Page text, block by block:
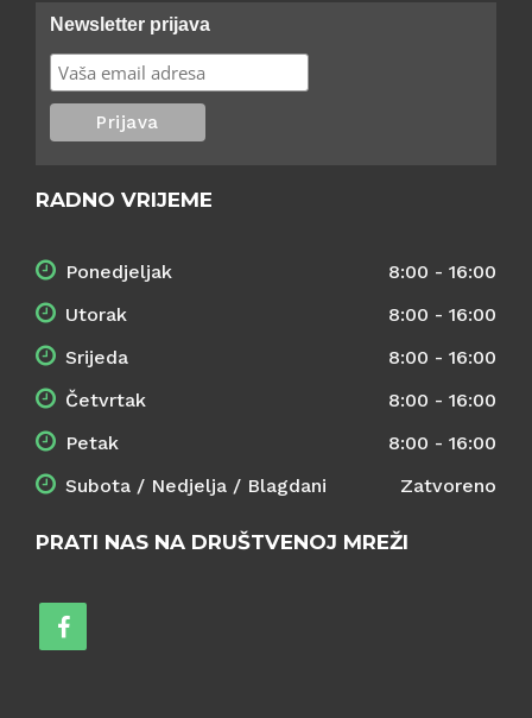
Newsletter prijava
RADNO VRIJEME
Ponedjeljak
8:00 - 16:00
Utorak
8:00 - 16:00
Srijeda
8:00 - 16:00
Četvrtak
8:00 - 16:00
Petak
8:00 - 16:00
Subota / Nedjelja / Blagdani
Zatvoreno
PRATI NAS NA DRUŠTVENOJ MREŽI